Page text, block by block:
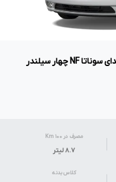
خودروهای هم رده هیوندای سوناتا NF چهار سیلندر
مصرف در ۱۰۰ Km
۸.۷لیتر
کلاس بدنه